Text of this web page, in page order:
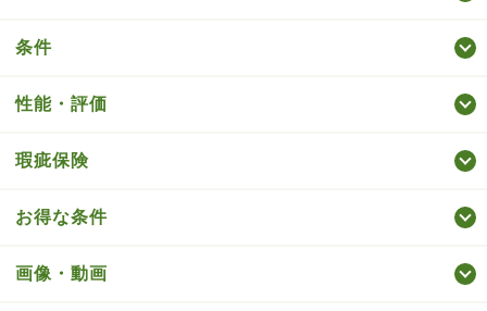
条件
性能・評価
瑕疵保険
お得な条件
画像・動画